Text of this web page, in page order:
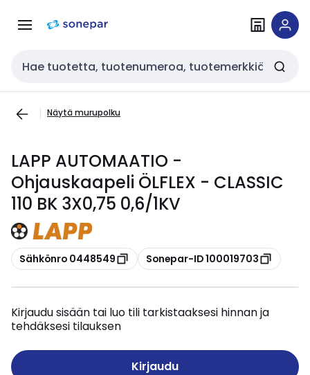
navigointiinsisältöön
Haku
Näytä murupolku
LAPP AUTOMAATIO -
Ohjauskaapeli ÖLFLEX - CLASSIC
110 BK 3X0,75 0,6/1KV
Kopioi
Sähkönro 0448549 Kopioi
Sonepar-ID 100019703
Kirjaudu sisään tai luo tili tarkistaaksesi hinnan ja
tehdäksesi tilauksen
Kirjaudu